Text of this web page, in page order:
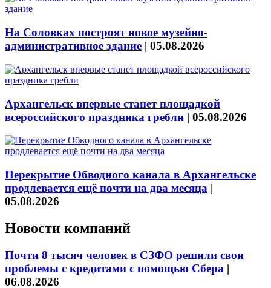
На Соловках построят новое музейно-
административное здание | 05.08.2026
Архангельск впервые станет площадкой
всероссийского праздника гребли | 05.08.2026
Перекрытие Обводного канала в Архангельске
продлевается ещё почти на два месяца |
05.08.2026
Новости компаний
Почти 8 тысяч человек в СЗФО решили свои
проблемы с кредитами с помощью Сбера |
06.08.2026